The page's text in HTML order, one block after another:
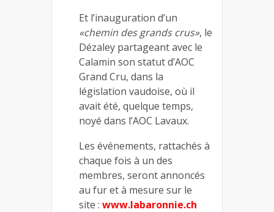
Et l’inauguration d’un
«chemin des grands crus», le
Dézaley partageant avec le
Calamin son statut d’AOC
Grand Cru, dans la
législation vaudoise, où il
avait été, quelque temps,
noyé dans l’AOC Lavaux.
Les événements, rattachés à
chaque fois à un des
membres, seront annoncés
au fur et à mesure sur le
site : www.labaronnie.ch